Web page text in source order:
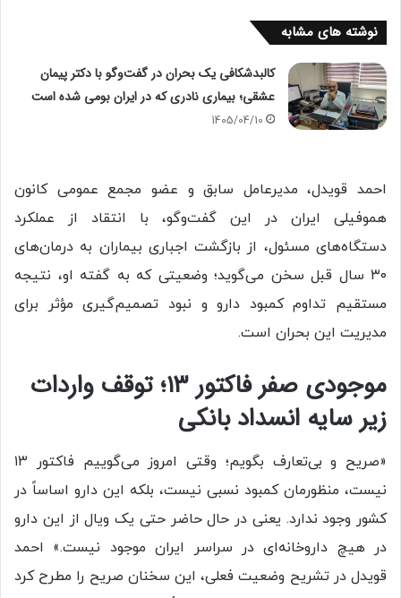
نوشته های مشابه
کالبدشکافی یک بحران در گفت‌وگو با دکتر پیمان
عشقی؛ بیماری نادری که در ایران بومی شده است
1405/04/10
احمد قویدل، مدیرعامل سابق و عضو مجمع عمومی کانون
هموفیلی ایران در این گفت‌وگو، با انتقاد از عملکرد
دستگاه‌های مسئول، از بازگشت اجباری بیماران به درمان‌های
۳۰ سال قبل سخن می‌گوید؛ وضعیتی که به گفته او، نتیجه
مستقیم تداوم کمبود دارو و نبود تصمیم‌گیری مؤثر برای
مدیریت این بحران است.
موجودی صفر فاکتور۱۳؛ توقف واردات
زیر سایه انسداد بانکی
«صریح و بی‌تعارف بگویم؛ وقتی امروز می‌گوییم فاکتور ۱۳
نیست، منظورمان کمبود نسبی نیست، بلکه این دارو اساساً در
کشور وجود ندارد. یعنی در حال حاضر حتی یک ویال از این دارو
در هیچ داروخانه‌ای در سراسر ایران موجود نیست.» احمد
قویدل در تشریح وضعیت فعلی، این سخنان صریح را مطرح کرد